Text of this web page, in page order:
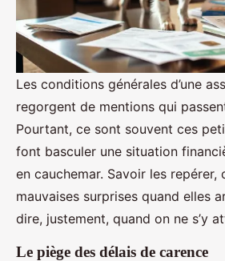
Les conditions générales d’une
regorgent de mentions qui
Pourtant, ce sont souvent ces
font basculer une situation
en cauchemar. Savoir les repérer,
mauvaises surprises quand elles
dire, justement, quand on ne s’y
Le piège des délais de carence